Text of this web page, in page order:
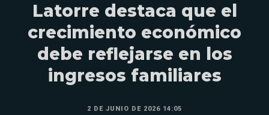
Latorre destaca que el
crecimiento económico
debe reflejarse en los
ingresos familiares
2 DE JUNIO DE 2026 14:05